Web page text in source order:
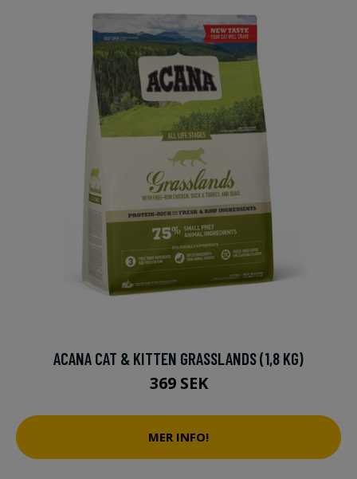
ACANA CAT & KITTEN GRASSLANDS (1,8 KG)
369 SEK
MER INFO!